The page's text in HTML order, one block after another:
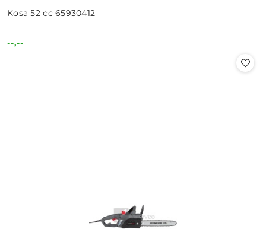
Kosa 52 cc 65930412
Cena:
--,--